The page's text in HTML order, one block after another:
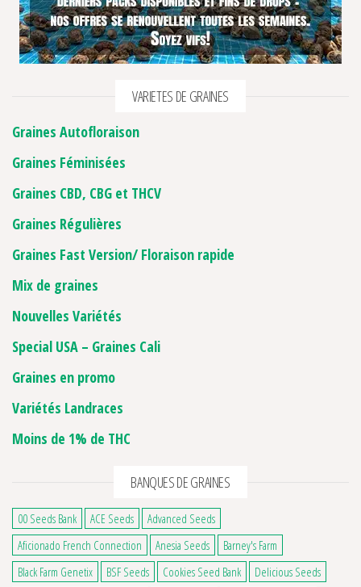
VARIETES DE GRAINES
Graines Autofloraison
Graines Féminisées
Graines CBD, CBG et THCV
Graines Régulières
Graines Fast Version/ Floraison rapide
Mix de graines
Nouvelles Variétés
Special USA – Graines Cali
Graines en promo
Variétés Landraces
Moins de 1% de THC
BANQUES DE GRAINES
00 Seeds Bank ACE Seeds
Advanced Seeds
Aficionado French Connection
Anesia Seeds
Barney's Farm
Black Farm Genetix
BSF Seeds Cookies Seed Bank
Delicious Seeds